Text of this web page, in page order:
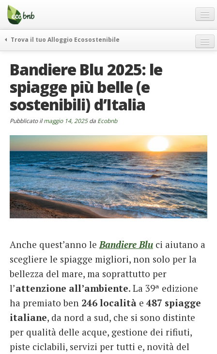
Menu
Salta
contenuto
Offerte Speciali
Regali
FAQ
Chi Siamo
Partner
Contatti
Italiano
German
English
Spanish
Italiano
Trova il tuo Alloggio Ecosostenibile
itinerari
curiosità
vivere e viaggiare verde
rassegna stampa
Bandiere Blu 2025: le
spiagge più belle (e
sostenibili) d’Italia
Pubblicato ilmaggio 14, 2025da Ecobnb
Anche quest’anno le Bandiere Blu ci aiutano a
scegliere le spiagge migliori, non solo per la
bellezza del mare, ma soprattutto per
l’attenzione all’ambiente. La 39ª edizione
ha premiato ben 246 località e 487 spiagge
italiane, da nord a sud, che si sono distinte
per qualità delle acque, gestione dei rifiuti,
piste ciclabili, servizi per tutti e, novità del